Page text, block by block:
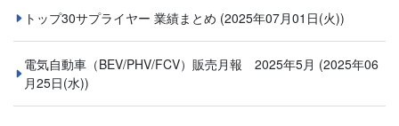
トップ30サプライヤー 業績まとめ (2025年07月01日(火))
電気自動車（BEV/PHV/FCV）販売月報 2025年5月 (2025年06
月25日(水))